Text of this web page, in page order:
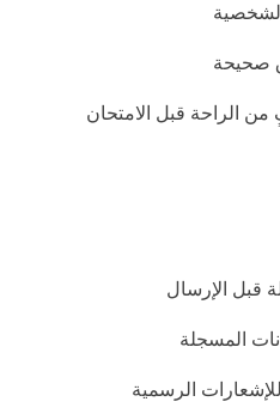
صحيحة
الراحة قبل الامتحان
قبل الإرسال
المسجلة
للإشعارات الرسمية